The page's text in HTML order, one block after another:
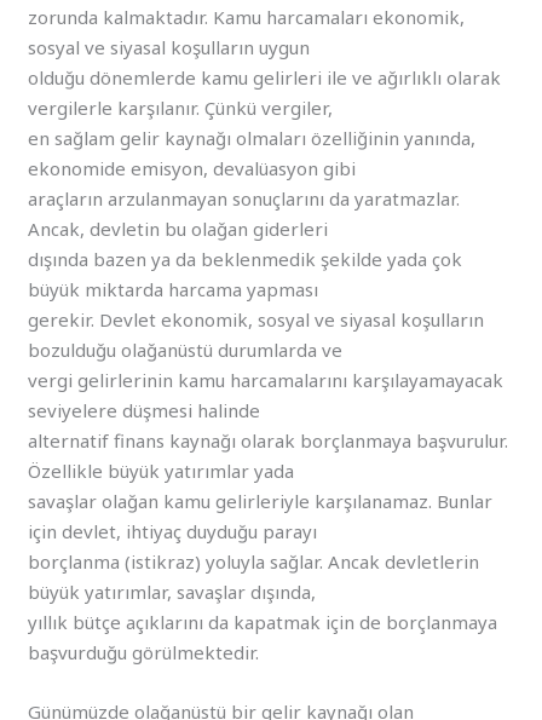
zorunda kalmaktadır. Kamu harcamaları ekonomik,
sosyal ve siyasal koşulların uygun
olduğu dönemlerde kamu gelirleri ile ve ağırlıklı olarak
vergilerle karşılanır. Çünkü vergiler,
en sağlam gelir kaynağı olmaları özelliğinin yanında,
ekonomide emisyon, devalüasyon gibi
araçların arzulanmayan sonuçlarını da yaratmazlar.
Ancak, devletin bu olağan giderleri
dışında bazen ya da beklenmedik şekilde yada çok
büyük miktarda harcama yapması
gerekir. Devlet ekonomik, sosyal ve siyasal koşulların
bozulduğu olağanüstü durumlarda ve
vergi gelirlerinin kamu harcamalarını karşılayamayacak
seviyelere düşmesi halinde
alternatif finans kaynağı olarak borçlanmaya başvurulur.
Özellikle büyük yatırımlar yada
savaşlar olağan kamu gelirleriyle karşılanamaz. Bunlar
için devlet, ihtiyaç duyduğu parayı
borçlanma (istikraz) yoluyla sağlar. Ancak devletlerin
büyük yatırımlar, savaşlar dışında,
yıllık bütçe açıklarını da kapatmak için de borçlanmaya
başvurduğu görülmektedir.
Günümüzde olağanüstü bir gelir kaynağı olan